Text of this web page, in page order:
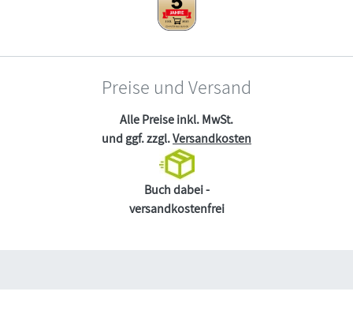
Preise und Versand
Alle Preise inkl. MwSt.
und ggf. zzgl.Versandkosten
Buch dabei -
versandkostenfrei